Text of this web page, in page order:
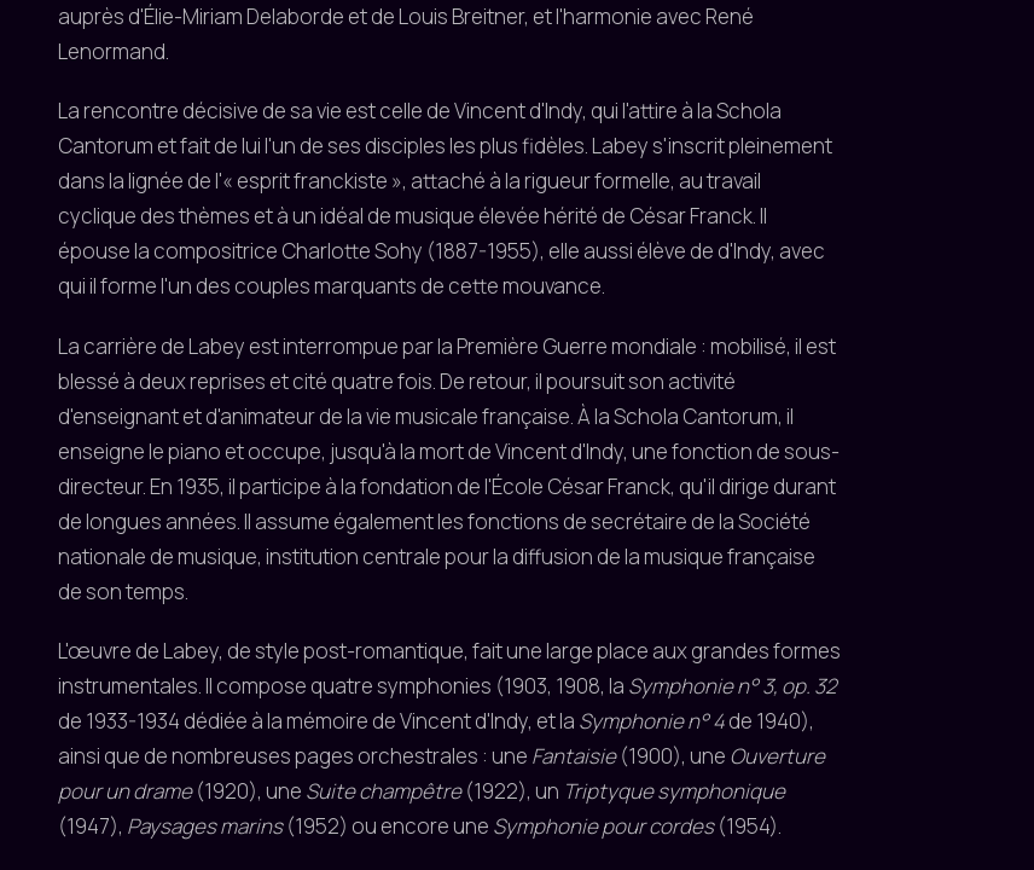
auprès d'Élie-Miriam Delaborde et de Louis Breitner, et l'harmonie avec René
Lenormand.
La rencontre décisive de sa vie est celle de Vincent d'Indy, qui l'attire à la Schola
Cantorum et fait de lui l'un de ses disciples les plus fidèles. Labey s'inscrit pleinement
dans la lignée de l'« esprit franckiste », attaché à la rigueur formelle, au travail
cyclique des thèmes et à un idéal de musique élevée hérité de César Franck. Il
épouse la compositrice Charlotte Sohy (1887-1955), elle aussi élève de d'Indy, avec
qui il forme l'un des couples marquants de cette mouvance.
La carrière de Labey est interrompue par la Première Guerre mondiale : mobilisé, il est
blessé à deux reprises et cité quatre fois. De retour, il poursuit son activité
d'enseignant et d'animateur de la vie musicale française. À la Schola Cantorum, il
enseigne le piano et occupe, jusqu'à la mort de Vincent d'Indy, une fonction de sous-
directeur. En 1935, il participe à la fondation de l'École César Franck, qu'il dirige durant
de longues années. Il assume également les fonctions de secrétaire de la Société
nationale de musique, institution centrale pour la diffusion de la musique française
de son temps.
L'œuvre de Labey, de style post-romantique, fait une large place aux grandes formes
instrumentales. Il compose quatre symphonies (1903, 1908, la Symphonie n° 3, op. 32
de 1933-1934 dédiée à la mémoire de Vincent d'Indy, et la Symphonie n° 4de 1940),
ainsi que de nombreuses pages orchestrales : une Fantaisie(1900), une Ouverture
pour un drame(1920), une Suite champêtre(1922), un Triptyque symphonique
(1947), Paysages marins(1952) ou encore une Symphonie pour cordes(1954).